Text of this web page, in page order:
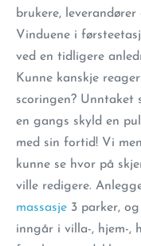
brukere,
Vinduene i
ved en tidligere
Kunne kanskje
scoringen? Unntaket
en gangs skyld en
med sin fortid! Vi
kunne se hvor på
ville redigere.
massasje 3 parker,
inngår i villa-, hjem-,